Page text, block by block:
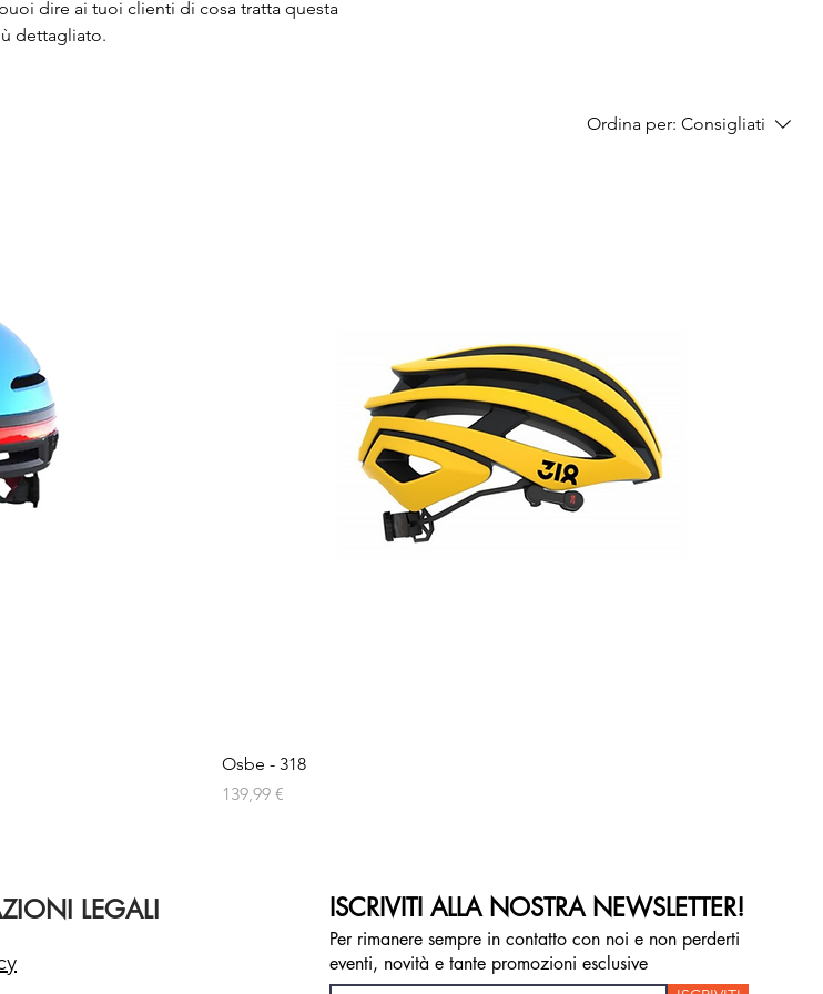
dire ai tuoi clienti di cosa tratta questa
dettagliato.
Ordina per: Consigliati
Osbe - 318
Prezzo
139,99 €
LEGALI ISCRIVITI ALLA NOSTRA NEWSLETTER!
Per rimanere sempre in contatto con noi e non perderti
eventi, novità e tante promozioni esclusive